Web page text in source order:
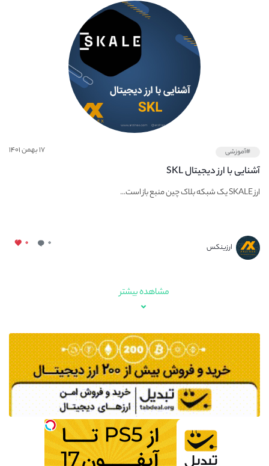
#آموزشی ۱۷ بهمن ۱۴۰۱
آشنایی با ارز دیجیتال SKL
ارز SKALE یک شبکه بلاک چین منبع باز است...
ارزینکس ۰ ۰
مشاهده بیشتر